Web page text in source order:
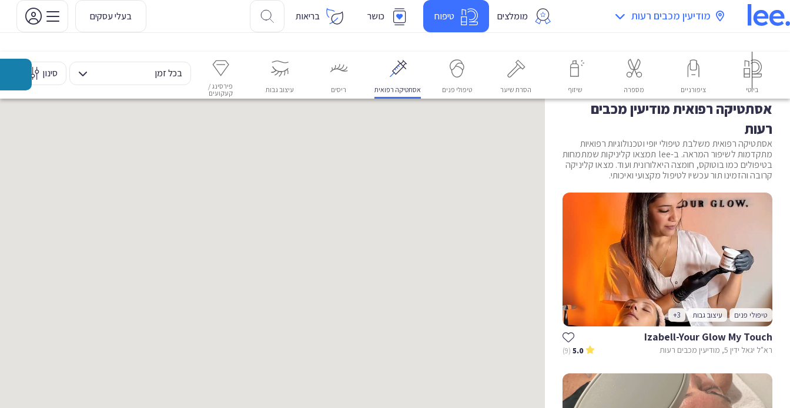
מודיעין מכבים רעות מומלצים טיפוח כושר בריאות בעלי עסקים
ביוטי ציפורניים מספרה שיזוף הסרת שיער טיפולי פנים אסתטיקה רפואית ריסים עיצוב גבות
פירסינג /
קעקועים
אסתטיקה דנטלית
בכל זמן סינון
אסתטיקה רפואית מודיעין מכבים
רעות
אסתטיקה רפואית משלבת טיפולי יופי וטכנולוגיות רפואיות
מתקדמות לשיפור המראה. ב-lee תמצאו קליניקות שמתמחות
בטיפולים כמו בוטוקס, חומצה היאלורונית ועוד. מצאו קליניקה
קרובה והזמינו תור עכשיו לטיפול מקצועי ואיכותי.
טיפולי פנים עיצוב גבות +3
Izabell-Your Glow My Touch
רא"ל יגאל ידין 5, מודיעין מכבים רעות 5.0
(9)